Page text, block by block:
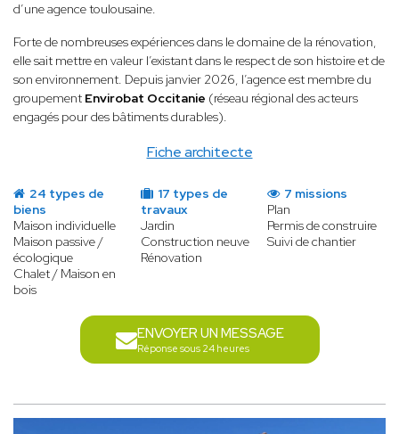
Fiche architecte
d’une agence toulousaine.
Forte de nombreuses expériences dans le domaine de la rénovation,
elle sait mettre en valeur l’existant dans le respect de son histoire et de
son environnement. Depuis janvier 2026, l’agence est membre du
groupement Envirobat Occitanie (réseau régional des acteurs
engagés pour des bâtiments durables).
24 types de
biens
Maison individuelle
Maison passive /
écologique
Chalet / Maison en
bois
17 types de
travaux
Jardin
Construction neuve
Rénovation
7 missions
Plan
Permis de construire
Suivi de chantier
ENVOYER UN MESSAGE
Réponse sous 24 heures